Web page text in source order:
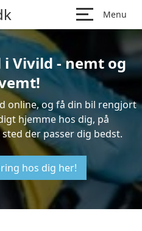
Menu
Vivild - nemt og
online, og få din bil rengjort
hjemme hos dig, på
der passer dig bedst.
hos dig her!